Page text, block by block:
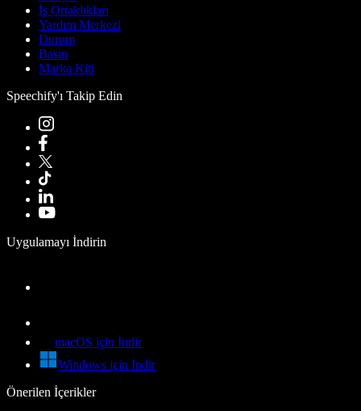
İş Ortaklıkları
Yardım Merkezi
Durum
Basın
Marka Kiti
Speechify'ı Takip Edin
Uygulamayı İndirin
macOS için İndir
Windows için İndir
Önerilen İçerikler